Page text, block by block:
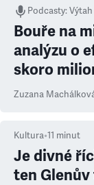
Podcasty:
Bouře na
analýzu o
skoro
Zuzana
Kultura•11 minut
Je divné
ten